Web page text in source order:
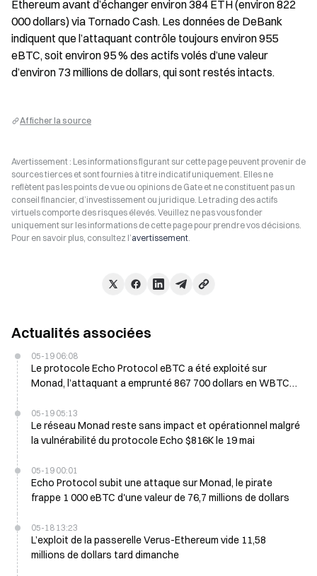
Ethereum avant d’échanger environ 384 ETH (environ 822
000 dollars) via Tornado Cash. Les données de DeBank
indiquent que l’attaquant contrôle toujours environ 955
eBTC, soit environ 95 % des actifs volés d’une valeur
d’environ 73 millions de dollars, qui sont restés intacts.
Afficher la source
Avertissement : Les informations figurant sur cette page peuvent provenir de
sources tierces et sont fournies à titre indicatif uniquement. Elles ne
reflètent pas les points de vue ou opinions de Gate et ne constituent pas un
conseil financier, d’investissement ou juridique. Le trading des actifs
virtuels comporte des risques élevés. Veuillez ne pas vous fonder
uniquement sur les informations de cette page pour prendre vos décisions.
Pour en savoir plus, consultez l’avertissement.
Actualités associées
05-19 06:08
Le protocole Echo Protocol eBTC a été exploité sur
Monad, l’attaquant a emprunté 867 700 dollars en WBTC
05-19 05:13
Le réseau Monad reste sans impact et opérationnel malgré
la vulnérabilité du protocole Echo $816K le 19 mai
05-19 00:01
Echo Protocol subit une attaque sur Monad, le pirate
frappe 1 000 eBTC d'une valeur de 76,7 millions de dollars
05-18 13:23
L’exploit de la passerelle Verus-Ethereum vide 11,58
millions de dollars tard dimanche